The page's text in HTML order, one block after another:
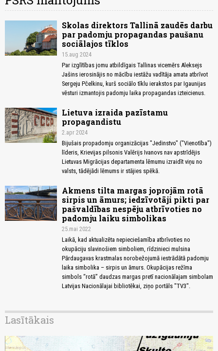
Skolas direktors Tallinā zaudēs darbu
par padomju propagandas paušanu
sociālajos tīklos
15.aug 2024
Par izglītības jomu atbildīgais Tallinas vicemērs Aleksejs
Jašins ierosinājis no mācību iestāžu vadītāja amata atbrīvot
Sergeju Pčelkinu, kurš sociālo tīklu ierakstos par Igaunijas
vēsturi izmantojis padomju laika propagandas izteicienus.
Lietuva izraida pazīstamu
propagandistu
2.apr 2024
Bijušais propadomju organizācijas "Jedinstvo" ("Vienotība")
līderis, Krievijas pilsonis Valērijs Ivanovs nav apstrīdējis
Lietuvas Migrācijas departamenta lēmumu izraidīt viņu no
valsts, tādējādi lēmums ir stājies spēkā.
Akmens tilta margas joprojām rotā
sirpis un āmurs; iedzīvotāji pikti par
pašvaldības nespēju atbrīvoties no
padomju laiku simbolikas
25.mai 2022
Laikā, kad aktualizēta nepieciešamība atbrīvoties no
okupāciju slavinošiem simboliem, rīdzinieci mulsina
Pārdaugavas krastmalas norobežojumā iestrādātā padomju
laika simbolika – sirpis un āmurs. Okupācijas režīma
simbols “rotā” daudzas margas pretī nacionālajam simbolam
Latvijas Nacionālajai bibliotēkai, ziņo portāls "TV3".
Lasītākais